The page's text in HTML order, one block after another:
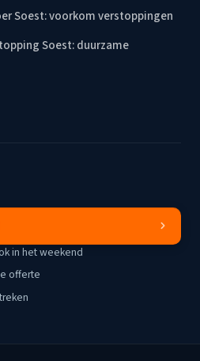
Soest: voorkom verstoppingen
Soest: duurzame
in het weekend
offerte